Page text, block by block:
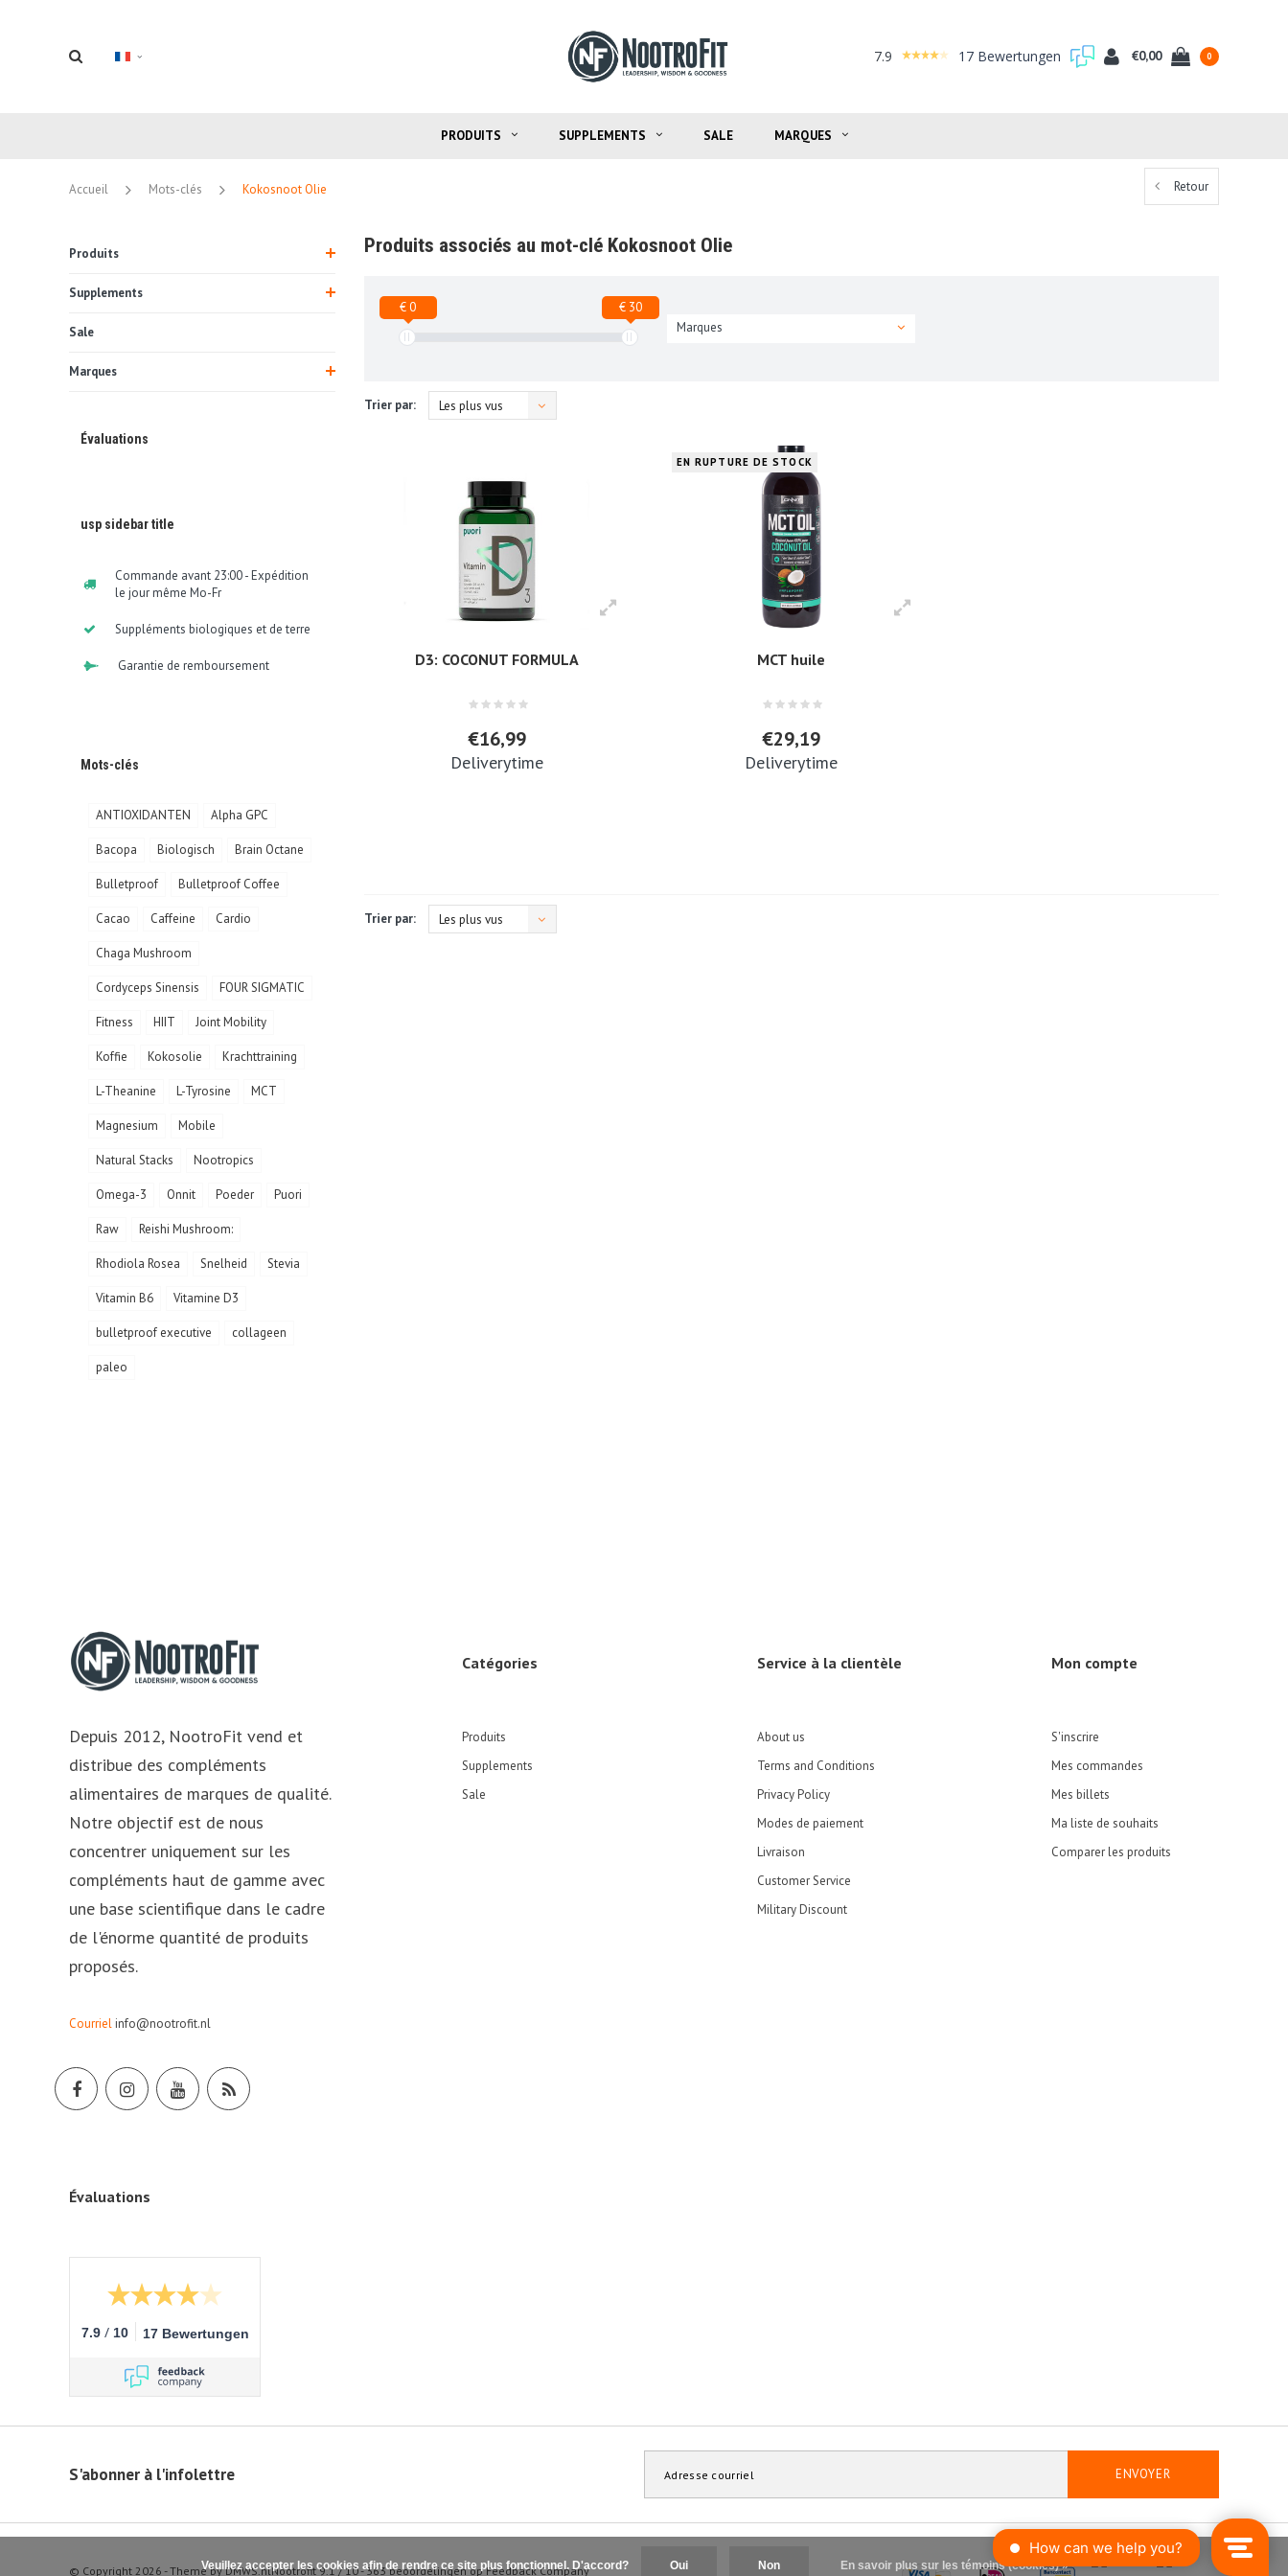
7.9 17 Bewertungen €0,00 0
PRODUITS SUPPLEMENTS SALE MARQUES
Accueil Mots-clés Kokosnoot Olie Retour
Produits
Supplements
Sale
Marques
Évaluations
usp sidebar title
Commande avant 23:00 - Expédition
le jour même Mo-Fr
Suppléments biologiques et de terre
Garantie de remboursement
Mots-clés
ANTIOXIDANTEN Alpha GPC
Bacopa Biologisch Brain Octane
Bulletproof Bulletproof Coffee
Cacao Caffeine Cardio
Chaga Mushroom
Cordyceps Sinensis FOUR SIGMATIC
Fitness HIIT Joint Mobility
Koffie Kokosolie Krachttraining
L-Theanine L-Tyrosine MCT
Magnesium Mobile
Natural Stacks Nootropics
Omega-3 Onnit Poeder Puori
Raw Reishi Mushroom:
Rhodiola Rosea Snelheid Stevia
Vitamin B6 Vitamine D3
bulletproof executive collageen
paleo
Produits associés au mot-clé Kokosnoot Olie
€ 0
€ 30
Marques
Trier par: Les plus vus
D3: COCONUT FORMULA
€16,99
Deliverytime
EN RUPTURE DE STOCK
MCT huile
€29,19
Deliverytime
Trier par: Les plus vus
Depuis 2012, NootroFit vend et
distribue des compléments
alimentaires de marques de qualité.
Notre objectif est de nous
concentrer uniquement sur les
compléments haut de gamme avec
une base scientifique dans le cadre
de l'énorme quantité de produits
proposés.
Courrielinfo@nootrofit.nl
Catégories
Produits
Supplements
Sale
Service à la clientèle
About us
Terms and Conditions
Privacy Policy
Modes de paiement
Livraison
Customer Service
Military Discount
Mon compte
S'inscrire
Mes commandes
Mes billets
Ma liste de souhaits
Comparer les produits
Évaluations
7.9 / 10 17 Bewertungen
S'abonner à l'infolettre ENVOYER
© Copyright 2026 - Theme byDMWS.nlNootrofit 9.1/10 -363beoordelingen opFeedback Company
Veuillez accepter les cookies afin de rendre ce site plus fonctionnel. D'accord? Oui Non En savoir plus sur les témoins (cookies) »